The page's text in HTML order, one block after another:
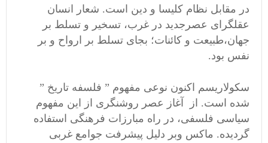
در مقابل نظام کلیسا و دین است. شعار انسان
عقلگرای عصرجدید در غرب، تسخیر و تسلط بر
جهان،طبیعت و کائنات؛ بجای تسلط بر ارواح و بر
نفس بود.
سکولاریسم اکنون نوعی مفهوم ” فلسفه تاریخ ”
شده است. از آغاز عصر روشنگری از این مفهوم
سیاسی فلسفی، در راه مبارزات فرهنگی استفاده
گردیده. ماکس وبر دلیل پیشرفت جوامع غربی